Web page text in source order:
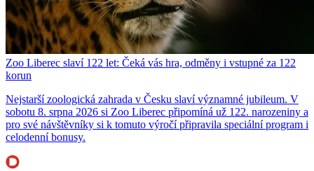
Zoo Liberec slaví 122 let: Čeká vás hra, odměny i vstupné za 122
korun
Nejstarší zoologická zahrada v Česku slaví významné jubileum. V
sobotu 8. srpna 2026 si Zoo Liberec připomíná už 122. narozeniny a
pro své návštěvníky si k tomuto výročí připravila speciální program i
celodenní bonusy.